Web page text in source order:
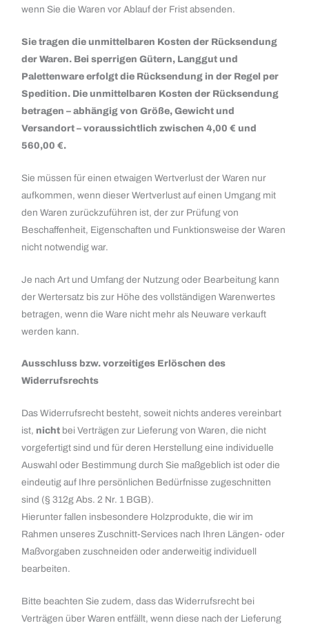
wenn Sie die Waren vor Ablauf der Frist absenden.
Sie tragen die unmittelbaren Kosten der Rücksendung
der Waren. Bei sperrigen Gütern, Langgut und
Palettenware erfolgt die Rücksendung in der Regel per
Spedition. Die unmittelbaren Kosten der Rücksendung
betragen – abhängig von Größe, Gewicht und
Versandort – voraussichtlich zwischen 4,00 € und
560,00 €.
Sie müssen für einen etwaigen Wertverlust der Waren nur
aufkommen, wenn dieser Wertverlust auf einen Umgang mit
den Waren zurückzuführen ist, der zur Prüfung von
Beschaffenheit, Eigenschaften und Funktionsweise der Waren
nicht notwendig war.
Je nach Art und Umfang der Nutzung oder Bearbeitung kann
der Wertersatz bis zur Höhe des vollständigen Warenwertes
betragen, wenn die Ware nicht mehr als Neuware verkauft
werden kann.
Ausschluss bzw. vorzeitiges Erlöschen des
Widerrufsrechts
Das Widerrufsrecht besteht, soweit nichts anderes vereinbart
ist, nicht bei Verträgen zur Lieferung von Waren, die nicht
vorgefertigt sind und für deren Herstellung eine individuelle
Auswahl oder Bestimmung durch Sie maßgeblich ist oder die
eindeutig auf Ihre persönlichen Bedürfnisse zugeschnitten
sind (§ 312g Abs. 2 Nr. 1 BGB).
Hierunter fallen insbesondere Holzprodukte, die wir im
Rahmen unseres Zuschnitt-Services nach Ihren Längen- oder
Maßvorgaben zuschneiden oder anderweitig individuell
bearbeiten.
Bitte beachten Sie zudem, dass das Widerrufsrecht bei
Verträgen über Waren entfällt, wenn diese nach der Lieferung